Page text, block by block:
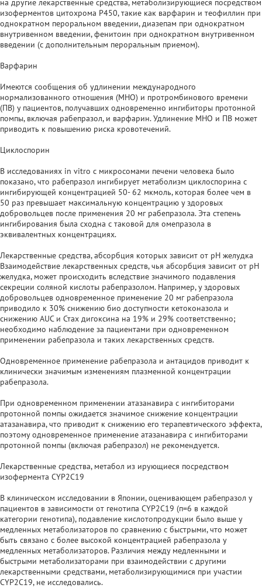
на другие лекарственные средства, метаболизирующиеся посредством
изоферментов цитохрома Р450, такие как варфарин и теофиллин при
однократном пероральном введении, диазепам при однократном
внутривенном введении, фенитоин при однократном внутривенном
введении (с дополнительным пероральным приемом).
Варфарин
Имеются сообщения об удлинении международного
нормализованного отношения (МНО) и протромбинового времени
(ПВ) у пациентов, получавших одновременно ингибиторы протонной
помпы, включая рабепразол, и варфарин. Удлинение МНО и ПВ может
приводить к повышению риска кровотечений.
Циклоспорин
В исследованиях in vitro с микросомами печени человека было
показано, что рабепразол ингибирует метаболизм циклоспорина с
ингибирующей концентрацией 50- 62 мкмоль, которая более чем в
50 раз превышает максимальную концентрацию у здоровых
добровольцев после применения 20 мг рабепразола. Эта степень
ингибирования была сходна с таковой для омепразола в
эквивалентных концентрациях.
Лекарственные средства, абсорбция которых зависит от pH желудка
Взаимодействие лекарственных средств, чья абсорбция зависит от pH
желудка, может происходить вследствие значимого подавления
секреции соляной кислоты рабепразолом. Например, у здоровых
добровольцев одновременное применение 20 мг рабепразола
приводило к 30% снижению био доступности кетоконазола и
снижению AUC и Стах дигоксина на 19% и 29% соответственно;
необходимо наблюдение за пациентами при одновременном
применении рабепразола и таких лекарственных средств.
Одновременное применение рабепразола и антацидов приводит к
клинически значимым изменениям плазменной концентрации
рабепразола.
При одновременном применении атазанавира с ингибиторами
протонной помпы ожидается значимое снижение концентрации
атазанавира, что приводит к снижению его терапевтического эффекта,
поэтому одновременное применение атазанавира с ингибиторами
протонной помпы (включая рабепразол) не рекомендуется.
Лекарственные средства, метабол из ирующиеся посредством
изофермента CYP2C19
В клиническом исследовании в Японии, оценивающем рабепразол у
пациентов в зависимости от генотипа CYP2C19 (п=6 в каждой
категории генотипа), подавление кислотопродукции было выше у
медленных метаболизаторов по сравнению с быстрыми, что может
быть связано с более высокой концентрацией рабепразола у
медленных метаболизаторов. Различия между медленными и
быстрыми метаболизаторами при взаимодействии с другими
лекарственными средствами, метаболизирующимися при участии
CYP2C19, не исследовались.